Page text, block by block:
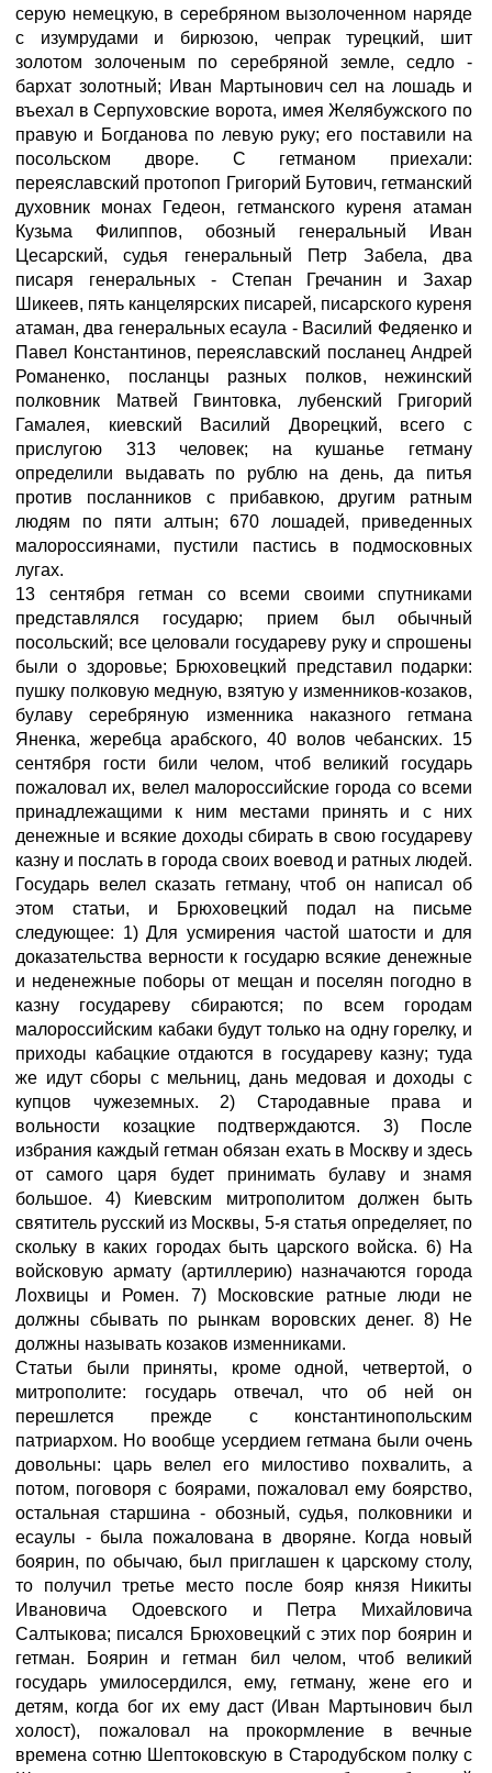
серую немецкую, в серебряном вызолоченном наряде
с изумрудами и бирюзою, чепрак турецкий, шит
золотом золоченым по серебряной земле, седло -
бархат золотный; Иван Мартынович сел на лошадь и
въехал в Серпуховские ворота, имея Желябужского по
правую и Богданова по левую руку; его поставили на
посольском дворе. С гетманом приехали:
переяславский протопоп Григорий Бутович, гетманский
духовник монах Гедеон, гетманского куреня атаман
Кузьма Филиппов, обозный генеральный Иван
Цесарский, судья генеральный Петр Забела, два
писаря генеральных - Степан Гречанин и Захар
Шикеев, пять канцелярских писарей, писарского куреня
атаман, два генеральных есаула - Василий Федяенко и
Павел Константинов, переяславский посланец Андрей
Романенко, посланцы разных полков, нежинский
полковник Матвей Гвинтовка, лубенский Григорий
Гамалея, киевский Василий Дворецкий, всего с
прислугою 313 человек; на кушанье гетману
определили выдавать по рублю на день, да питья
против посланников с прибавкою, другим ратным
людям по пяти алтын; 670 лошадей, приведенных
малороссиянами, пустили пастись в подмосковных
лугах.
13 сентября гетман со всеми своими спутниками
представлялся государю; прием был обычный
посольский; все целовали государеву руку и спрошены
были о здоровье; Брюховецкий представил подарки:
пушку полковую медную, взятую у изменников-козаков,
булаву серебряную изменника наказного гетмана
Яненка, жеребца арабского, 40 волов чебанских. 15
сентября гости били челом, чтоб великий государь
пожаловал их, велел малороссийские города со всеми
принадлежащими к ним местами принять и с них
денежные и всякие доходы сбирать в свою государеву
казну и послать в города своих воевод и ратных людей.
Государь велел сказать гетману, чтоб он написал об
этом статьи, и Брюховецкий подал на письме
следующее: 1) Для усмирения частой шатости и для
доказательства верности к государю всякие денежные
и неденежные поборы от мещан и поселян погодно в
казну государеву сбираются; по всем городам
малороссийским кабаки будут только на одну горелку, и
приходы кабацкие отдаются в государеву казну; туда
же идут сборы с мельниц, дань медовая и доходы с
купцов чужеземных. 2) Стародавные права и
вольности козацкие подтверждаются. 3) После
избрания каждый гетман обязан ехать в Москву и здесь
от самого царя будет принимать булаву и знамя
большое. 4) Киевским митрополитом должен быть
святитель русский из Москвы, 5-я статья определяет, по
скольку в каких городах быть царского войска. 6) На
войсковую армату (артиллерию) назначаются города
Лохвицы и Ромен. 7) Московские ратные люди не
должны сбывать по рынкам воровских денег. 8) Не
должны называть козаков изменниками.
Статьи были приняты, кроме одной, четвертой, о
митрополите: государь отвечал, что об ней он
перешлется прежде с константинопольским
патриархом. Но вообще усердием гетмана были очень
довольны: царь велел его милостиво похвалить, а
потом, поговоря с боярами, пожаловал ему боярство,
остальная старшина - обозный, судья, полковники и
есаулы - была пожалована в дворяне. Когда новый
боярин, по обычаю, был приглашен к царскому столу,
то получил третье место после бояр князя Никиты
Ивановича Одоевского и Петра Михайловича
Салтыкова; писался Брюховецкий с этих пор боярин и
гетман. Боярин и гетман бил челом, чтоб великий
государь умилосердился, ему, гетману, жене его и
детям, когда бог их ему даст (Иван Мартынович был
холост), пожаловал на прокормление в вечные
времена сотню Шептоковскую в Стародубском полку с